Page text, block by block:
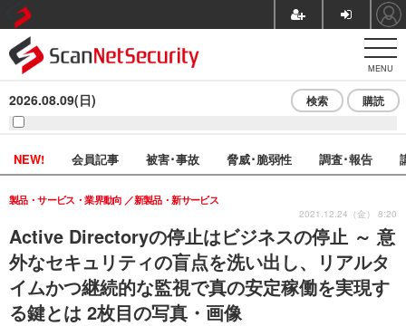
MENU
2026.08.09(日) 検索 購読
NEW! 会員記事 被害･事故 脅威･脆弱性 調査･報告
Active Directoryの停止はビジネスの停止 ～ 意
外なセキュリティの盲点を洗い出し、リアルタ
イムかつ継続的な監視で真の安定稼働を実現す
る鍵とは 2枚目の写真・画像
製品・サービス・業界動向 新製品・新サービス
2021.12.24（金） 8:20